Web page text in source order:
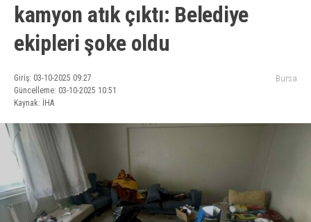
kamyon atık çıktı: Belediye
ekipleri şoke oldu
Giriş: 03-10-2025 09:27
Güncelleme: 03-10-2025 10:51
Kaynak: İHA
Bursa